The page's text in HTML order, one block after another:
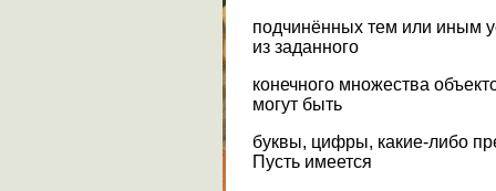
подчинённых тем или иным
из заданного
конечного множества
могут быть
буквы, цифры, какие-либо
Пусть имеется